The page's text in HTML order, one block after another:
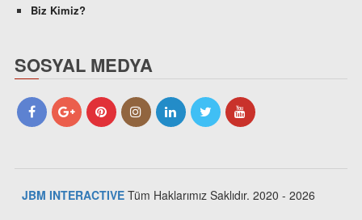
Biz Kimiz?
SOSYAL MEDYA
JBM INTERACTIVE Tüm Haklarımız Saklıdır. 2020 - 2026